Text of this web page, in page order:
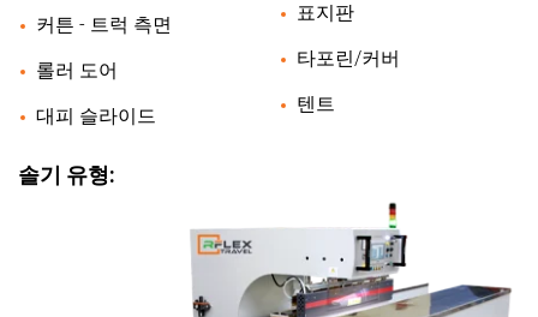
커튼 - 트럭 측면
롤러 도어
대피 슬라이드
표지판
타포린/커버
텐트
솔기 유형: